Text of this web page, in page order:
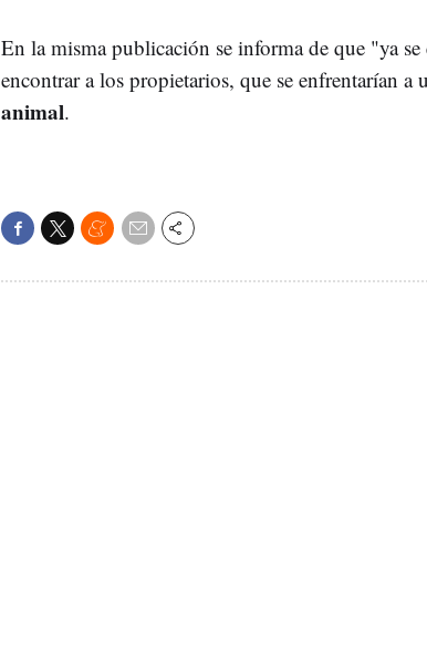
En la misma publicación se informa de que "ya
encontrar a los propietarios, que se enfrentarían a
animal.